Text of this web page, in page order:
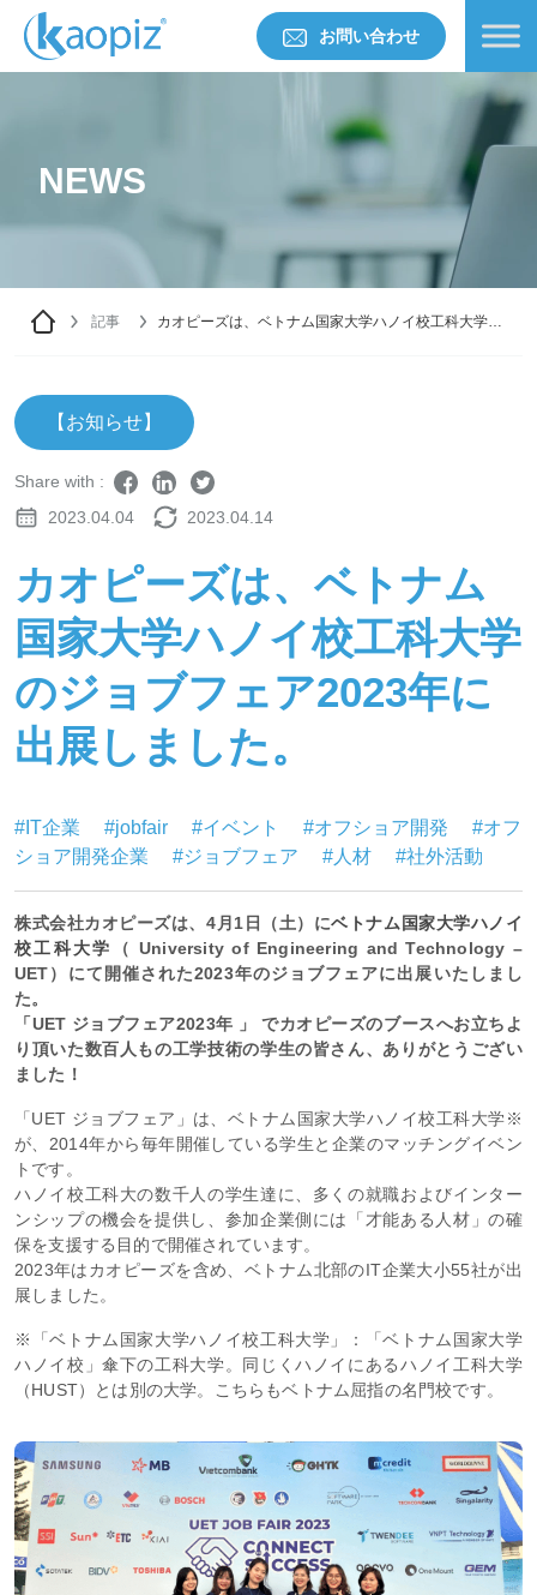
お問い合わせ
NEWS
記事
カオピーズは、ベトナム国家大学ハノイ校工科大学の
【お知らせ】
Share with :
2023.04.04
2023.04.14
カオピーズは、ベトナム
国家大学ハノイ校工科大学
のジョブフェア2023年に
出展しました。
#IT企業 #jobfair #イベント #オフショア開発
#オフ
ショア開発企業
#ジョブフェア #人材 #社外活動
株式会社カオピーズは、4月1日（土）にベトナム国家大学ハノイ
校工科大学
（ University of Engineering and Technology –
UET）にて開催された2023年のジョブフェアに出展いたしまし
た。
「UET ジョブフェア2023年 」 でカオピーズのブースへお立ちよ
り頂いた数百人もの工学技術の学生の皆さん、ありがとうござい
ました！
「UET ジョブフェア」は、ベトナム国家大学ハノイ校工科大学※
が、2014年から毎年開催している学生と企業のマッチングイベン
トです。
ハノイ校工科大の数千人の学生達に、多くの就職およびインター
ンシップの機会を提供し、参加企業側には「才能ある人材」の確
保を支援する目的で開催されています。
2023年はカオピーズを含め、ベトナム北部のIT企業大小55社が出
展しました。
※「ベトナム国家大学ハノイ校工科大学」：「ベトナム国家大学
ハノイ校」傘下の工科大学。同じくハノイにあるハノイ工科大学
（HUST）とは別の大学。こちらもベトナム屈指の名門校です。